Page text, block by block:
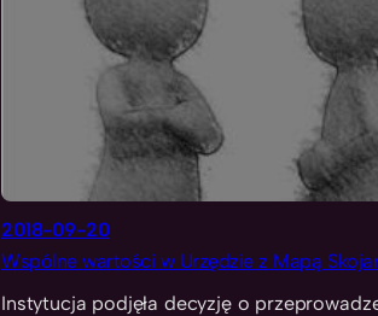
2018-09-20
Wspólne wartości w Urzędzie z Mapą
Instytucja podjęła decyzję o